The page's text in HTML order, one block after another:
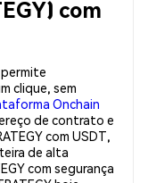
com
permite
clique, sem
Onchain
de contrato e
com USDT,
de alta
com segurança